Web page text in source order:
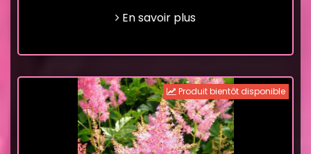
En savoir plus
Produit bientôt disponible